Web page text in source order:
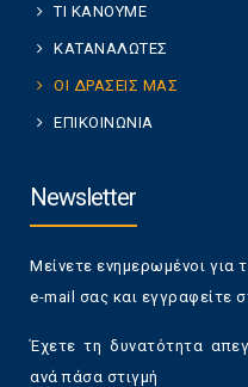
ΤΙ ΚΑΝΟΥΜΕ
ΚΑΤΑΝΑΛΩΤΕΣ
ΟΙ ΔΡΑΣΕΙΣ ΜΑΣ
ΕΠΙΚΟΙΝΩΝΙΑ
Newsletter
Μείνετε ενημερωμένοι για
e-mail σας και εγγραφείτε
Έχετε τη δυνατότητα
ανά πάσα στιγμή